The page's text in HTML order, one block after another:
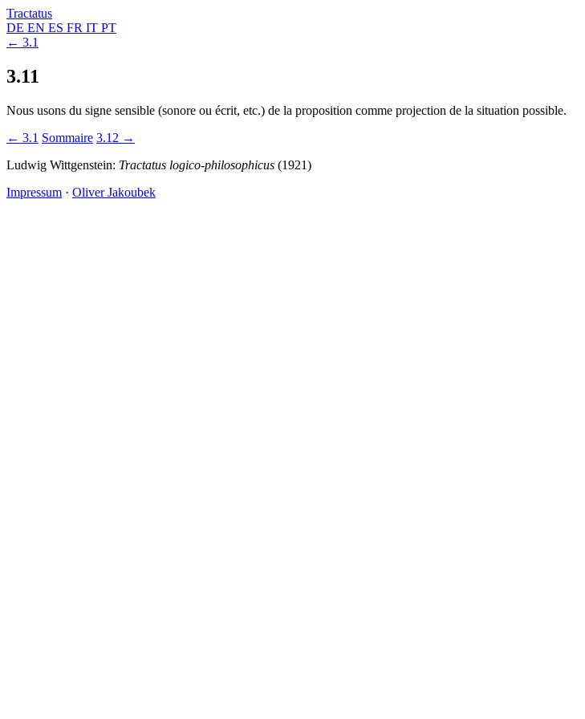
Tractatus
DE EN ES FR IT PT
← 3.1
3.11
Nous usons du signe sensible (sonore ou écrit, etc.) de la proposition comme projection de la situation possible.
← 3.1 Sommaire 3.12 →
Ludwig Wittgenstein: Tractatus logico-philosophicus (1921)
Impressum · Oliver Jakoubek